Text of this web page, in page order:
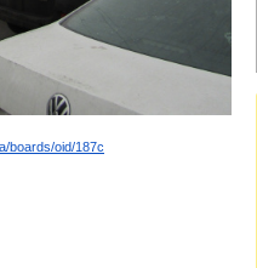
boards/oid/187c